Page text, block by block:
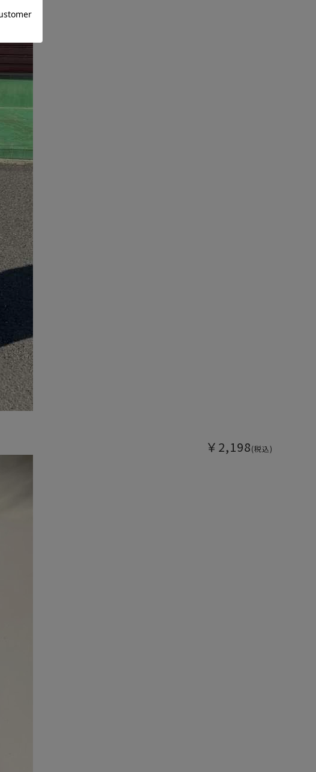
￥2,198(税込)